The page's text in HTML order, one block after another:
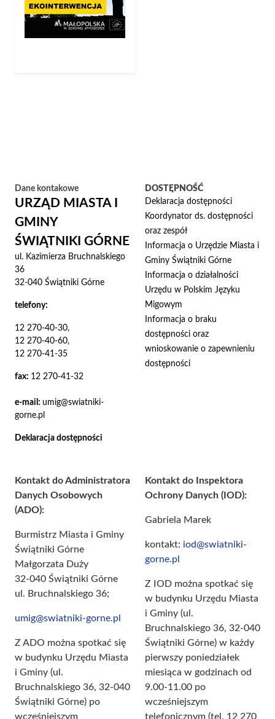
Dane kontakowe
URZĄD MIASTA I
GMINY
ŚWIĄTNIKI GÓRNE
ul. Kazimierza Bruchnalskiego
36
32-040 Świątniki Górne
telefony:
12 270-40-30,
12 270-40-60,
12 270-41-35
fax: 12 270-41-32
e-mail: umig@swiatniki-
gorne.pl
Deklaracja dostępności
DOSTĘPNOŚĆ
Deklaracja dostępności
Koordynator ds. dostępności
oraz zespół
Informacja o Urzędzie Miasta i
Gminy Świątniki Górne
Informacja o działalności
Urzędu w Polskim Języku
Migowym
Informacja o braku
dostępności oraz
wnioskowanie o zapewnieniu
dostępności
Kontakt do Administratora
Danych Osobowych
(ADO):
Burmistrz Miasta i Gminy
Świątniki Górne
Małgorzata Duży
32-040 Świątniki Górne
ul. Bruchnalskiego 36;
umig@swiatniki-gorne.pl
Z ADO można spotkać się
w budynku Urzędu Miasta
i Gminy (ul.
Bruchnalskiego 36, 32-040
Świątniki Górne) po
wcześniejszym
Kontakt do Inspektora
Ochrony Danych (IOD):
Gabriela Marek
kontakt: iod@swiatniki-
gorne.pl
Z IOD można spotkać się
w budynku Urzędu Miasta
i Gminy (ul.
Bruchnalskiego 36, 32-040
Świątniki Górne) w każdy
pierwszy poniedziałek
miesiąca w godzinach od
9.00-11.00 po
wcześniejszym
telefonicznym (tel. 12 270